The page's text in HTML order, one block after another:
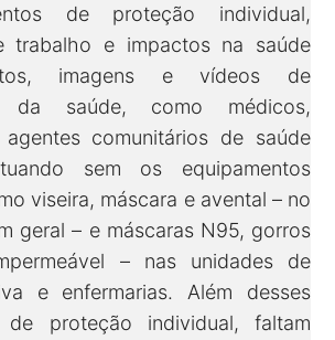
de proteção individual,
trabalho e impactos na saúde
imagens e vídeos de
da saúde, como médicos,
comunitários de saúde
sem os equipamentos
viseira, máscara e avental – no
geral – e máscaras N95, gorros
– nas unidades de
e enfermarias. Além desses
de proteção individual, faltam